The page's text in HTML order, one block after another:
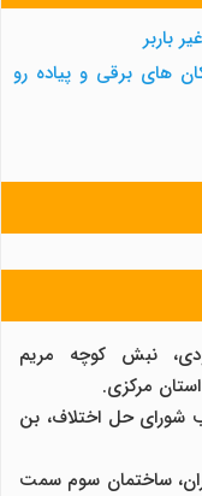
باربر
های برقی و پیاده رو
شیرودی، نبش کوچه مریم
مرکزی.
جنب شورای حل اختلاف، بن
ساختمان سوم سمت